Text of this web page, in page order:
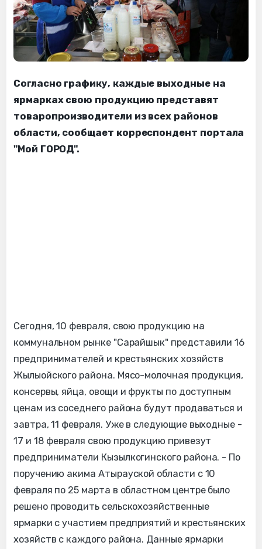
Согласно графику, каждые выходные на
ярмарках свою продукцию представят
товаропроизводители из всех районов
области, сообщает корреспондент портала
"Мой ГОРОД".
Сегодня, 10 февраля, свою продукцию на
коммунальном рынке "Сарайшык" представили 16
предпринимателей и крестьянских хозяйств
Жылыойского района. Мясо-молочная продукция,
консервы, яйца, овощи и фрукты по доступным
ценам из соседнего района будут продаваться и
завтра, 11 февраля. Уже в следующие выходные -
17 и 18 февраля свою продукцию привезут
предприниматели Кызылкогинского района. - По
поручению акима Атырауской области с 10
февраля по 25 марта в областном центре было
решено проводить сельскохозяйственные
ярмарки с участием предприятий и крестьянских
хозяйств с каждого района. Данные ярмарки